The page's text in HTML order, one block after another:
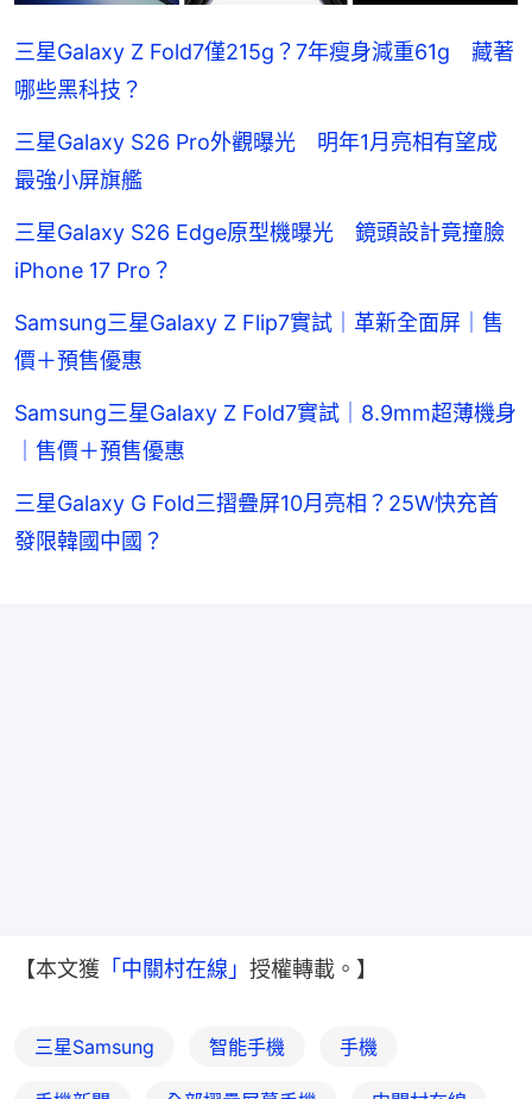
三星Galaxy Z Fold7僅215g？7年瘦身減重61g 藏著
哪些黑科技？
三星Galaxy S26 Pro外觀曝光 明年1月亮相有望成
最強小屏旗艦
三星Galaxy S26 Edge原型機曝光 鏡頭設計竟撞臉
iPhone 17 Pro？
Samsung三星Galaxy Z Flip7實試｜革新全面屏｜售
價＋預售優惠
Samsung三星Galaxy Z Fold7實試｜8.9mm超薄機身
｜售價＋預售優惠
三星Galaxy G Fold三摺疊屏10月亮相？25W快充首
發限韓國中國？
【本文獲 「中關村在線」 授權轉載。】
三星Samsung 智能手機 手機